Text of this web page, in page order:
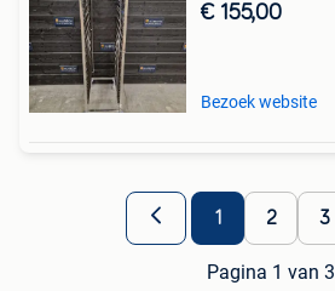
€ 155,00
Bezoek website
1 2 3
Pagina 1 van 3